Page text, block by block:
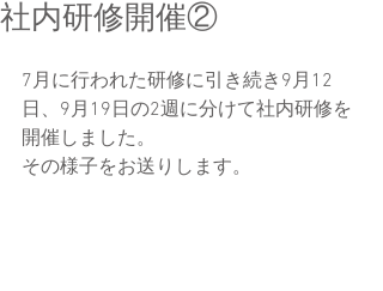
社内研修開催②
7月に行われた研修に引き続き9月12
日、9月19日の2週に分けて社内研修を
開催しました。
その様子をお送りします。